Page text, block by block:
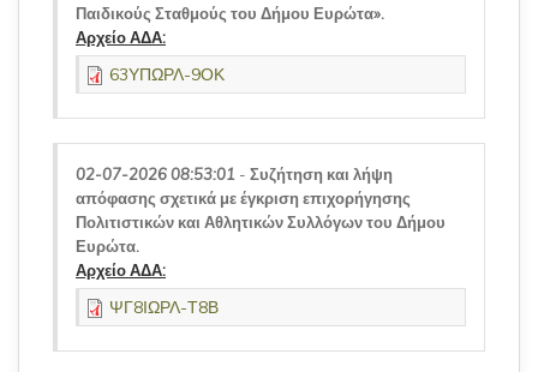
Παιδικούς Σταθμούς του Δήμου Ευρώτα».
Αρχείο ΑΔΑ:
63ΥΠΩΡΛ-9ΟΚ
02-07-2026 08:53:01 - Συζήτηση και λήψη
απόφασης σχετικά με έγκριση επιχορήγησης
Πολιτιστικών και Αθλητικών Συλλόγων του Δήμου
Ευρώτα.
Αρχείο ΑΔΑ:
ΨΓ8ΙΩΡΛ-Τ8Β